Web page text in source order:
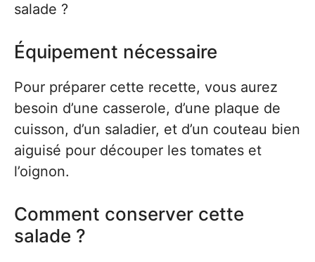
salade ?
Équipement nécessaire
Pour préparer cette recette, vous aurez
besoin d’une casserole, d’une plaque de
cuisson, d’un saladier, et d’un couteau bien
aiguisé pour découper les tomates et
l’oignon.
Comment conserver cette
salade ?